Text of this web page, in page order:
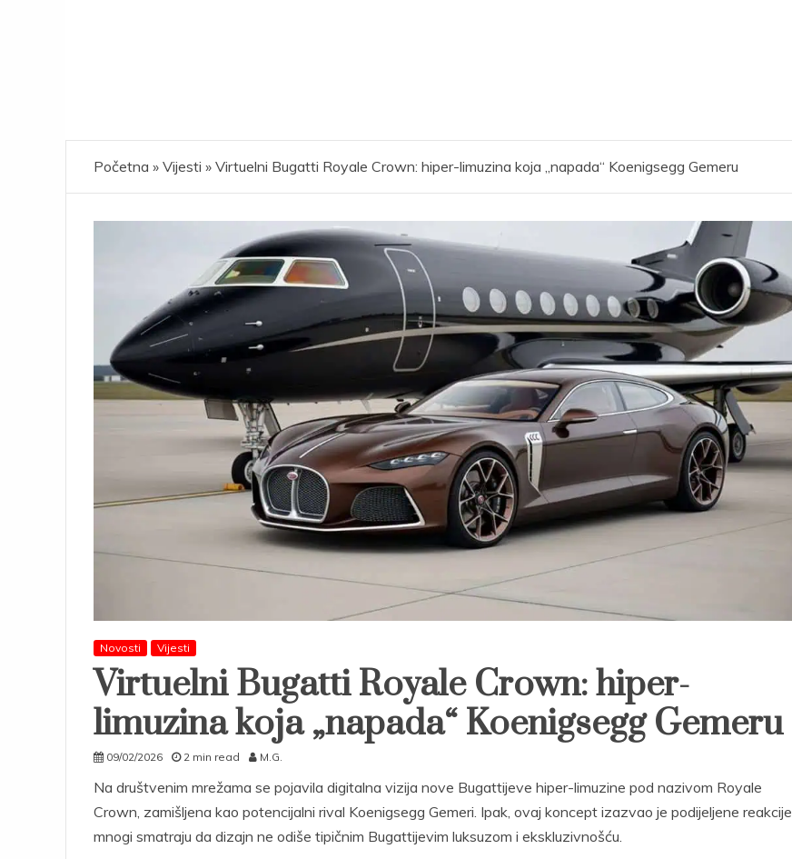
Početna » Vijesti » Virtuelni Bugatti Royale Crown: hiper-limuzina koja „napada“ Koenigsegg Gemeru
Novosti Vijesti
Virtuelni Bugatti Royale Crown: hiper-
limuzina koja „napada“ Koenigsegg Gemeru
09/02/2026 2 min read M.G.
Na društvenim mrežama se pojavila digitalna vizija nove Bugattijeve hiper-limuzine pod nazivom Royale
Crown, zamišljena kao potencijalni rival Koenigsegg Gemeri. Ipak, ovaj koncept izazvao je podijeljene reakcije,
mnogi smatraju da dizajn ne odiše tipičnim Bugattijevim luksuzom i ekskluzivnošću.